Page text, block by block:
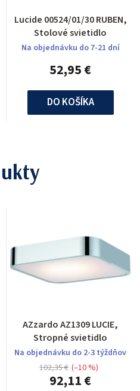
Lucide 00524/01/30 RUBEN,
Stolové svietidlo
Na objednávku do 7-21 dní
52,95 €
DO KOŠÍKA
AZzardo AZ1309 LUCIE,
Stropné svietidlo
Na objednávku do 2-3 týždňov
92,11 €
102,35 € (–10 %)